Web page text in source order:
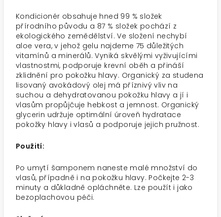
Kondicionér obsahuje hned 99 % složek
přírodního původu a 87 % složek pochází z
ekologického zemědělství. Ve složení nechybí
aloe vera, v jehož gelu najdeme 75 důležitých
vitamínů a minerálů. Vyniká skvělými vyživujícími
vlastnostmi, podporuje krevní oběh a přináší
zklidnění pro pokožku hlavy. Organický za studena
lisovaný avokádový olej má příznivý vliv na
suchou a dehydratovanou pokožku hlavy a jí i
vlasům propůjčuje hebkost a jemnost. Organický
glycerin udržuje optimální úroveň hydratace
pokožky hlavy i vlasů a podporuje jejich pružnost.
Použití:
Po umytí šamponem naneste malé množství do
vlasů, případně i na pokožku hlavy. Počkejte 2-3
minuty a důkladně opláchněte. Lze použít i jako
bezoplachovou péči.